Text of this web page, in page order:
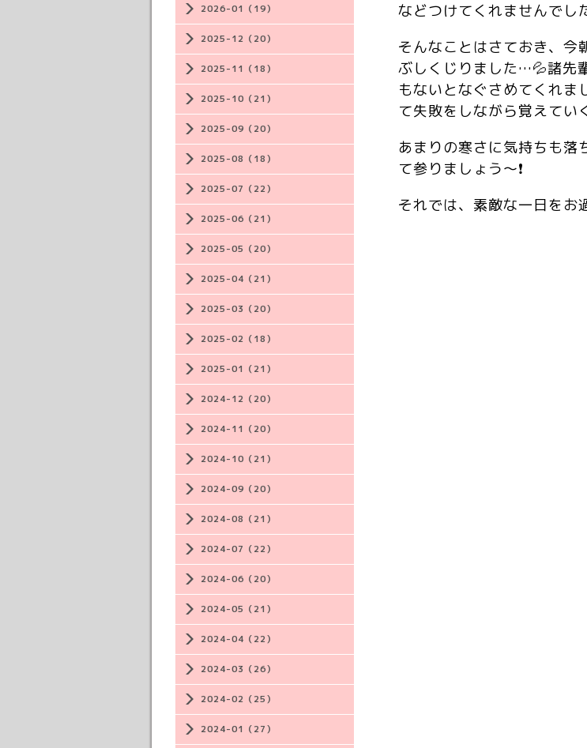
2026-01（19）
2025-12（20）
2025-11（18）
2025-10（21）
2025-09（20）
2025-08（18）
2025-07（22）
2025-06（21）
2025-05（20）
2025-04（21）
2025-03（20）
2025-02（18）
2025-01（21）
2024-12（20）
2024-11（20）
2024-10（21）
2024-09（20）
2024-08（21）
2024-07（22）
2024-06（20）
2024-05（21）
2024-04（22）
2024-03（26）
2024-02（25）
2024-01（27）
などつけてくれませんで
そんなことはさておき、今
ぶしくじりました…💦諸先
もないとなぐさめてくれ
て失敗をしながら覚えてい
あまりの寒さに気持ちも落
て参りましょう〜❗️
それでは、素敵な一日をお